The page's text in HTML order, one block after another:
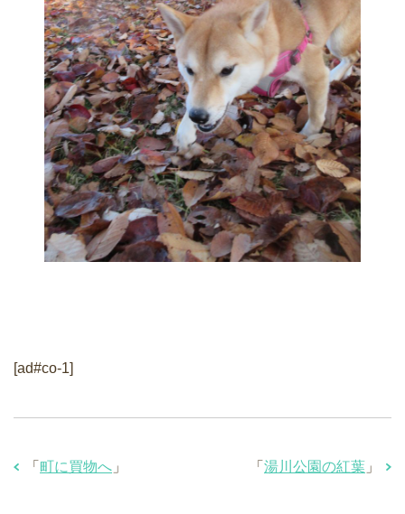
[ad#co-1]
「 湯川公園の紅葉 」
「 町に買物へ 」